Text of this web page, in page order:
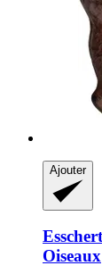
Ajouter
Oiseaux